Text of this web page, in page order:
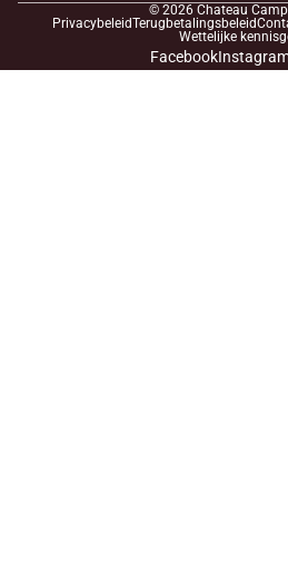
© 2026 Chateau
PrivacybeleidTerugbetalingsbeleid
Wettelijke
Facebook